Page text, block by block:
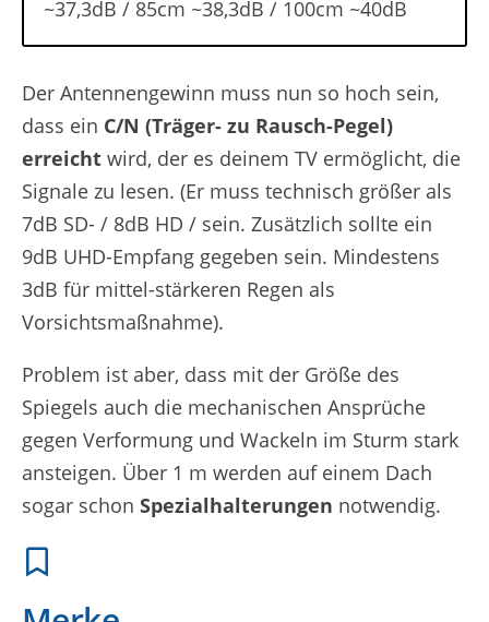
~37,3dB / 85cm ~38,3dB / 100cm ~40dB
Der Antennengewinn muss nun so hoch sein,
dass ein C/N (Träger- zu Rausch-Pegel)
erreicht wird, der es deinem TV ermöglicht, die
Signale zu lesen. (Er muss technisch größer als
7dB SD- / 8dB HD / sein. Zusätzlich sollte ein
9dB UHD-Empfang gegeben sein. Mindestens
3dB für mittel-stärkeren Regen als
Vorsichtsmaßnahme).
Problem ist aber, dass mit der Größe des
Spiegels auch die mechanischen Ansprüche
gegen Verformung und Wackeln im Sturm stark
ansteigen. Über 1 m werden auf einem Dach
sogar schon Spezialhalterungen notwendig.